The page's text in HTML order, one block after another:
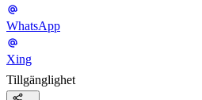
WhatsApp
Xing
Tillgänglighet